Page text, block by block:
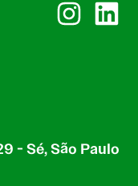
Instagram
- Sé, São Paulo